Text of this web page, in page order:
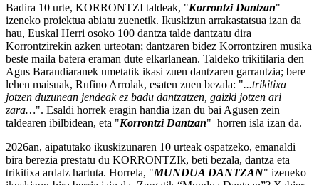
Badira 10 urte, KORRONTZI taldeak, "Korrontzi Dantzan"
izeneko proiektua abiatu zuenetik. Ikuskizun arrakastatsua izan da
hau, Euskal Herri osoko 100 dantza talde dantzatu dira
Korrontzirekin azken urteotan; dantzaren bidez Korrontziren musika
beste maila batera eraman dute elkarlanean. Taldeko trikitilaria den
Agus Barandiaranek umetatik ikasi zuen dantzaren garrantzia; bere
lehen maisuak, Rufino Arrolak, esaten zuen bezala: "...trikitixa
jotzen duzunean jendeak ez badu dantzatzen, gaizki jotzen ari
zara…". Esaldi horrek eragin handia izan du bai Agusen zein
taldearen ibilbidean, eta "Korrontzi Dantzan" horren isla izan da.
2026an, aipatutako ikuskizunaren 10 urteak ospatzeko, emanaldi
bira berezia prestatu du KORRONTZIk, beti bezala, dantza eta
trikitixa ardatz hartuta. Horrela, "MUNDUA DANTZAN" izeneko